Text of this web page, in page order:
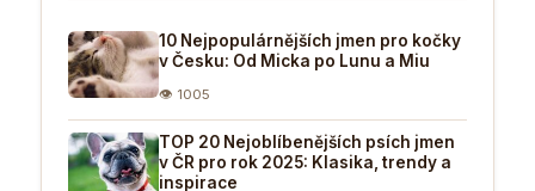
10 Nejpopulárnějších jmen pro kočky
v Česku: Od Micka po Lunu a Miu
👁 1005
TOP 20 Nejoblíbenějších psích jmen
v ČR pro rok 2025: Klasika, trendy a
inspirace